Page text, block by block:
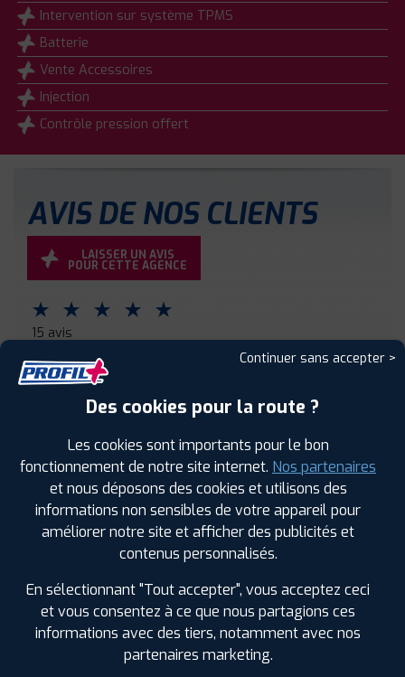
Intervention sur système TPMS
Batterie
Vente Accessoires
Injection
Contrôle pression offert
AVIS DE NOS CLIENTS
LAISSER UN AVIS
POUR CETTE AGENCE
⋆ ⋆ ⋆ ⋆ ⋆
15 avis
15 janvier 2020
Rendez-vous arrangeant, bonne information sur les
produits, personnes agréables, bref je ne regrette pas de
faire appel aux services de l'agence de saint Laurent.
06 janvier 2020
meileurs voeux pour cette nouvelle année 2020
Continuer sans accepter >
Des cookies pour la route ?
Les cookies sont importants pour le bon
fonctionnement de notre site internet. Nos partenaires
et nous déposons des cookies et utilisons des
informations non sensibles de votre appareil pour
améliorer notre site et afficher des publicités et
contenus personnalisés.
En sélectionnant "Tout accepter", vous acceptez ceci
et vous consentez à ce que nous partagions ces
informations avec des tiers, notamment avec nos
partenaires marketing.